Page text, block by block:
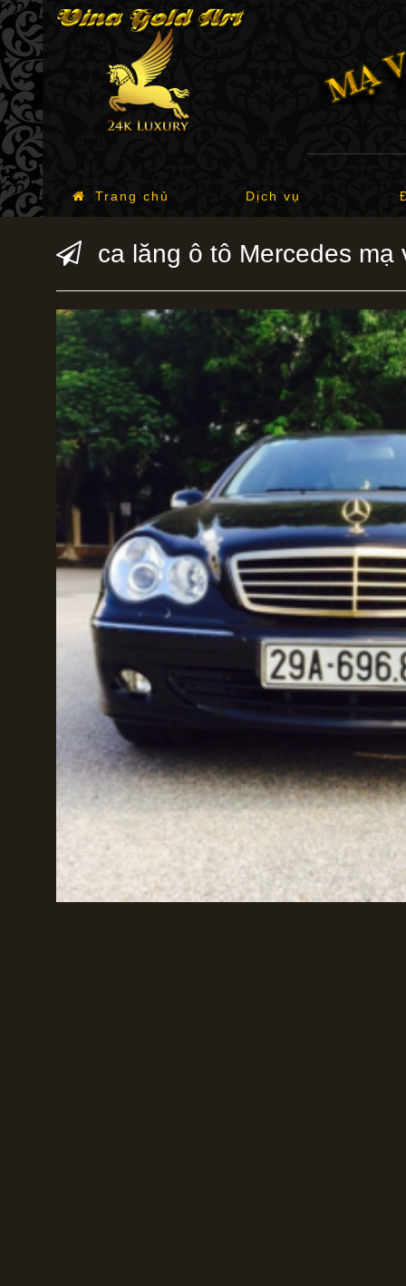
Trang chủ Dịch vụ
ca lăng ô tô Mercedes mạ